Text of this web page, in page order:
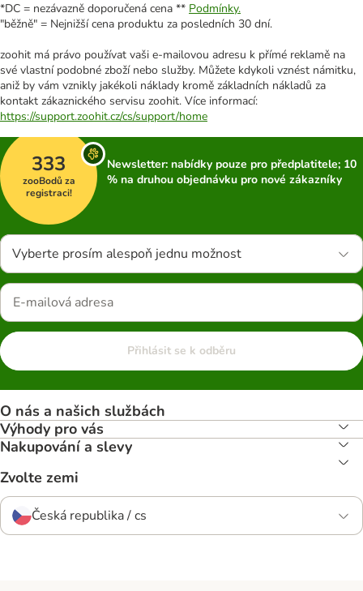
*DC = nezávazně doporučená cena ** Podmínky.
"běžně" = Nejnižší cena produktu za posledních 30 dní.
zoohit má právo používat vaši e-mailovou adresu k přímé reklamě na
své vlastní podobné zboží nebo služby. Můžete kdykoli vznést námitku,
aniž by vám vznikly jakékoli náklady kromě základních nákladů za
kontakt zákaznického servisu zoohit. Více informací:
https://support.zoohit.cz/cs/support/home
333
zooBodů za
registraci!
Newsletter: nabídky pouze pro předplatitele; 10
% na druhou objednávku pro nové zákazníky
Vyberte prosím alespoň jednu možnost
Přihlásit se k odběru
O nás a našich službách
Výhody pro vás
Nakupování a slevy
Zvolte zemi
Česká republika / cs